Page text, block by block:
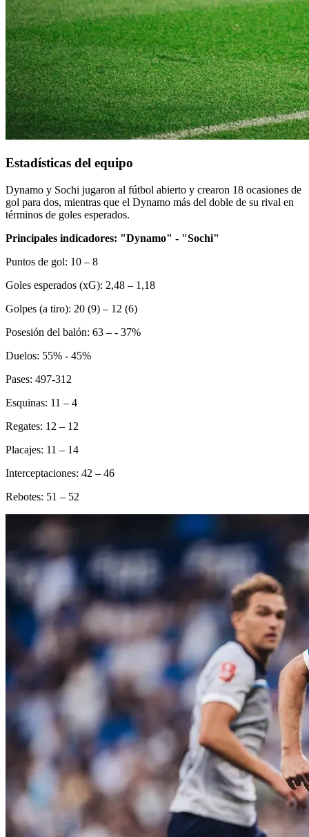
Estadísticas del equipo
Dynamo y Sochi jugaron al fútbol abierto y crearon 18 ocasiones de
gol para dos, mientras que el Dynamo más del doble de su rival en
términos de goles esperados.
Principales indicadores: "Dynamo" - "Sochi"
Puntos de gol: 10 – 8
Goles esperados (xG): 2,48 – 1,18
Golpes (a tiro): 20 (9) – 12 (6)
Posesión del balón: 63 – - 37%
Duelos: 55% - 45%
Pases: 497-312
Esquinas: 11 – 4
Regates: 12 – 12
Placajes: 11 – 14
Interceptaciones: 42 – 46
Rebotes: 51 – 52